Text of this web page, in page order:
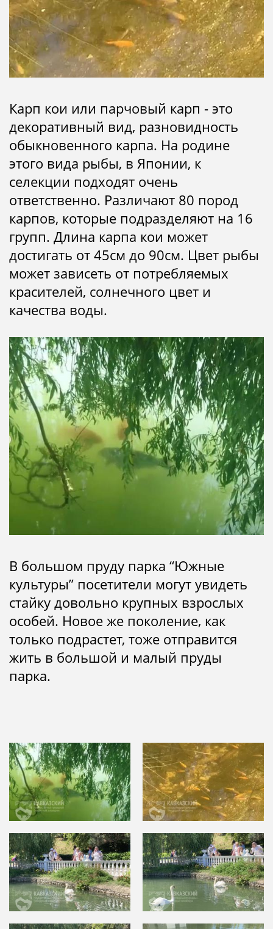
Карп кои или парчовый карп - это
декоративный вид, разновидность
обыкновенного карпа. На родине
этого вида рыбы, в Японии, к
селекции подходят очень
ответственно. Различают 80 пород
карпов, которые подразделяют на 16
групп. Длина карпа кои может
достигать от 45см до 90см. Цвет рыбы
может зависеть от потребляемых
красителей, солнечного цвет и
качества воды.
В большом пруду парка “Южные
культуры” посетители могут увидеть
стайку довольно крупных взрослых
особей. Новое же поколение, как
только подрастет, тоже отправится
жить в большой и малый пруды
парка.